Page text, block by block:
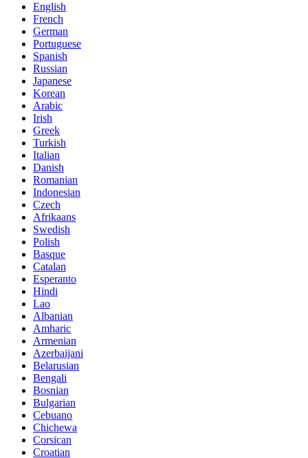
English
French
German
Portuguese
Spanish
Russian
Japanese
Korean
Arabic
Irish
Greek
Turkish
Italian
Danish
Romanian
Indonesian
Czech
Afrikaans
Swedish
Polish
Basque
Catalan
Esperanto
Hindi
Lao
Albanian
Amharic
Armenian
Azerbaijani
Belarusian
Bengali
Bosnian
Bulgarian
Cebuano
Chichewa
Corsican
Croatian